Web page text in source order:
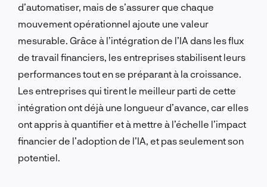
d’automatiser, mais de s’assurer que chaque
mouvement opérationnel ajoute une valeur
mesurable. Grâce à l’intégration de l’IA dans les flux
de travail financiers, les entreprises stabilisent leurs
performances tout en se préparant à la croissance.
Les entreprises qui tirent le meilleur parti de cette
intégration ont déjà une longueur d’avance, car elles
ont appris à quantifier et à mettre à l’échelle l’impact
financier de l’adoption de l’IA, et pas seulement son
potentiel.